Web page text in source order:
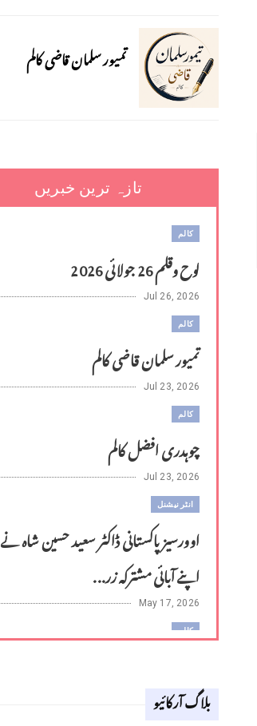
تمیور سلمان قاضی کالم
تازہ ترین خبریں
کالم
لوح وقلم 26 جولائی 2026
Jul 26, 2026
کالم
تمیور سلمان قاضی کالم
Jul 23, 2026
کالم
چوہدری افضل کالم
Jul 23, 2026
انٹر نیشنل
اوورسیز پاکستانی ڈاکٹر سعید حسین شاہ نے
اپنے آبائی مشترکہ زر...
May 17, 2026
کالم
Apr 18, 2026
بلاگ آرکائیو